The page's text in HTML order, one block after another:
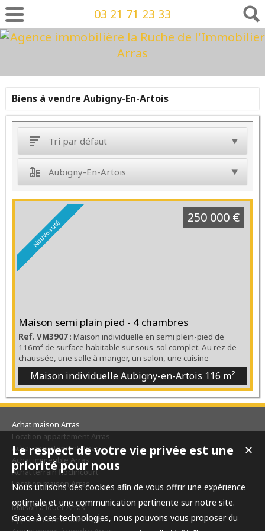
03 21 71 23 33
Biens à vendre Aubigny-En-Artois
Tri par défaut
Aubigny-En-Artois
Nouveauté
Maison semi plain pied - 4 chambres
Ref. VM3907 : Maison individuelle en semi plein-pied de
116m² de surface habitable sur sous-sol complet. Au rez de
chaussée, une salle à manger, un salon, une cuisine
aménagée et équipée, une salle d'eau, un WC, et deux
chambres. A l'étage deux chambres , une salle d'eau d'eau et
un 2 WC offrent un confort optimal au quotidien, le tout sur un
terrain de 589 m² Atout: stationnements intérieur et ex...
Maison individuelle Aubigny-en-Artois 116 m²
250 000 €
Achat maison Arras
Location appartement Arras
Achat appartement Arras
Achat immeuble Arras
Achat terrain Roclincourt
Location maison Arras
Maison à louer Arras
Appartement à louer Arras
✕
Le respect de votre vie privée est une
priorité pour nous
Nous utilisons des cookies afin de vous offrir une expérience
optimale et une communication pertinente sur notre site.
Grace à ces technologies, nous pouvons vous proposer du